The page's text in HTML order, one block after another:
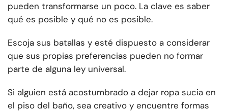
pueden transformarse un poco. La clave es saber
qué es posible y qué no es posible.
Escoja sus batallas y esté dispuesto a considerar
que sus propias preferencias pueden no formar
parte de alguna ley universal.
Si alguien está acostumbrado a dejar ropa sucia en
el piso del baño, sea creativo y encuentre formas